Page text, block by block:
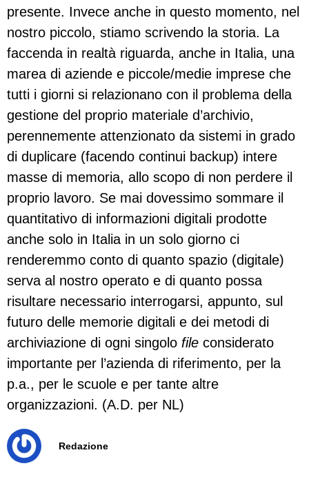
presente. Invece anche in questo momento, nel
nostro piccolo, stiamo scrivendo la storia. La
faccenda in realtà riguarda, anche in Italia, una
marea di aziende e piccole/medie imprese che
tutti i giorni si relazionano con il problema della
gestione del proprio materiale d’archivio,
perennemente attenzionato da sistemi in grado
di duplicare (facendo continui backup) intere
masse di memoria, allo scopo di non perdere il
proprio lavoro. Se mai dovessimo sommare il
quantitativo di informazioni digitali prodotte
anche solo in Italia in un solo giorno ci
renderemmo conto di quanto spazio (digitale)
serva al nostro operato e di quanto possa
risultare necessario interrogarsi, appunto, sul
futuro delle memorie digitali e dei metodi di
archiviazione di ogni singolo file considerato
importante per l’azienda di riferimento, per la
p.a., per le scuole e per tante altre
organizzazioni. (A.D. per NL)
Redazione